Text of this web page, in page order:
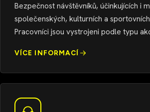
Bezpečnost návštěvníků, účinkujících i
společenských, kulturních a
Pracovníci jsou vystrojeni podle typu
VÍCE INFORMACÍ